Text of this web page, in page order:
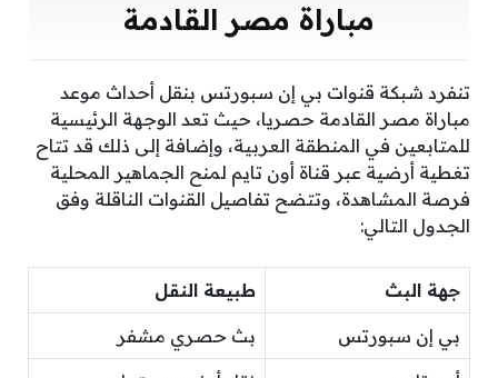
مباراة مصر القادمة
تنفرد شبكة قنوات بي إن سبورتس بنقل أحداث موعد
مباراة مصر القادمة حصريا، حيث تعد الوجهة الرئيسية
للمتابعين في المنطقة العربية، وإضافة إلى ذلك قد تتاح
تغطية أرضية عبر قناة أون تايم لمنح الجماهير المحلية
فرصة المشاهدة، وتتضح تفاصيل القنوات الناقلة وفق
الجدول التالي:
جهة البث طبيعة النقل
بي إن سبورتس بث حصري مشفر